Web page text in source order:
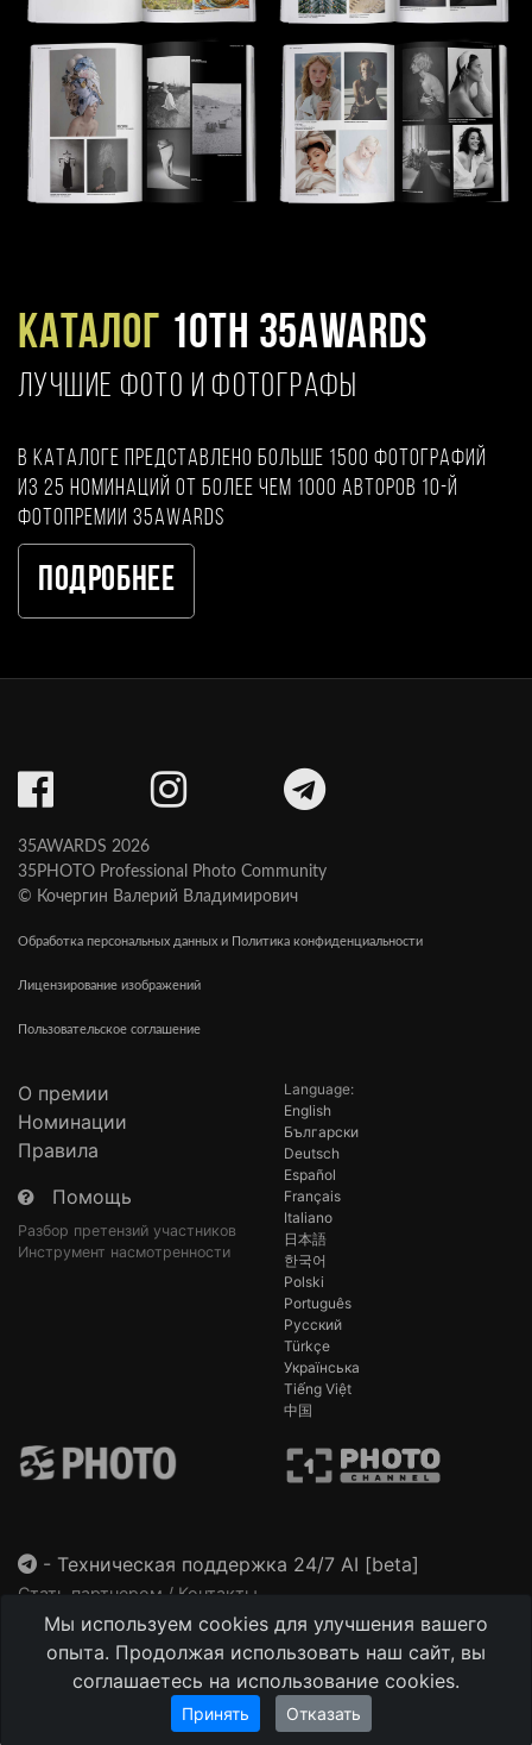
Каталог 10TH 35AWARDS
ЛУЧШИЕ ФОТО И ФОТОГРАФЫ
В каталоге представлено больше 1500 фотографий
из 25 номинаций от более чем 1000 авторов 10-й
фотопремии 35AWARDS
Подробнее
Мы используем cookies для улучшения вашего
опыта. Продолжая использовать наш сайт, вы
соглашаетесь на использование cookies.
Принять Отказать
35AWARDS 2026
35PHOTO Professional Photo Community
© Кочергин Валерий Владимирович
Обработка персональных данных и Политика конфиденциальности
Лицензирование изображений
Пользовательское соглашение
О премии
Номинации
Правила
Помощь
Разбор претензий участников
Инструмент насмотренности
Language:
English
Български
Deutsch
Español
Français
Italiano
日本語
한국어
Polski
Português
Русский
Türkçe
Українська
Tiếng Việt
中国
- Техническая поддержка 24/7 AI [beta]
Стать партнером / Контакты
This site is protected by reCAPTCHA and the GooglePrivacy Policyand
Terms of Service